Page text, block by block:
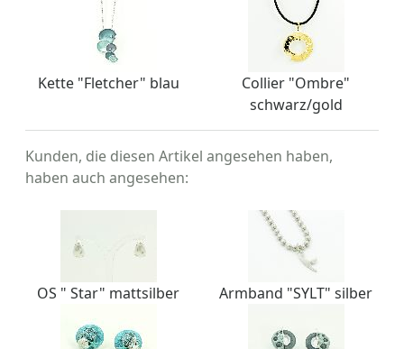
Kette "Fletcher" blau
Collier "Ombre"
schwarz/gold
Kunden, die diesen Artikel angesehen haben,
haben auch angesehen:
OS " Star" mattsilber Armband "SYLT" silber